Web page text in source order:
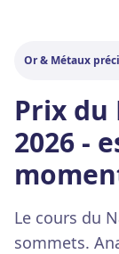
Or & Métaux
Prix du
2026 -
Le cours du
sommets.